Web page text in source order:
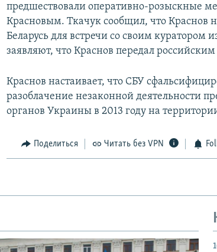
предшествовали оперативно-розыскные
Красновым. Ткачук сообщил, что Краснов
Беларусь для встречи со своим куратором
заявляют, что Краснов передал
Краснов настаивает, что СБУ
разоблачение незаконной деятельности
органов Украины в 2013 году на
Поделиться Читать без VPN